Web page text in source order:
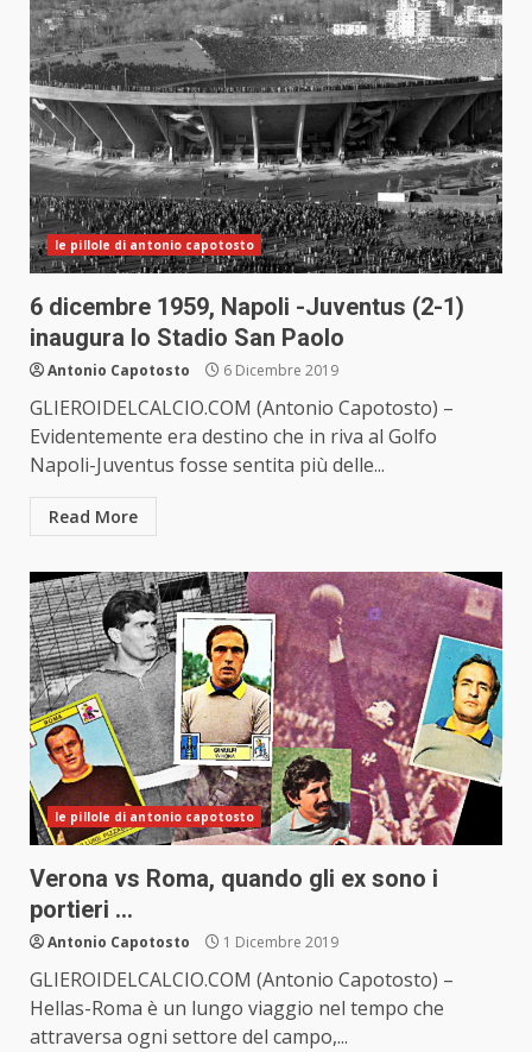
le pillole di antonio capotosto
6 dicembre 1959, Napoli -Juventus (2-1)
inaugura lo Stadio San Paolo
Antonio Capotosto 6 Dicembre 2019
GLIEROIDELCALCIO.COM (Antonio Capotosto) –
Evidentemente era destino che in riva al Golfo
Napoli-Juventus fosse sentita più delle...
Read More
le pillole di antonio capotosto
Verona vs Roma, quando gli ex sono i
portieri …
Antonio Capotosto 1 Dicembre 2019
GLIEROIDELCALCIO.COM (Antonio Capotosto) –
Hellas-Roma è un lungo viaggio nel tempo che
attraversa ogni settore del campo,...